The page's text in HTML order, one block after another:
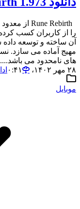
را از کاربران کسب
مهیج آماده می سازد.
های نامحدود می باشد....
۲۸ مهر ۱۴۰۲،‏ ۰:۴۱
موبایل